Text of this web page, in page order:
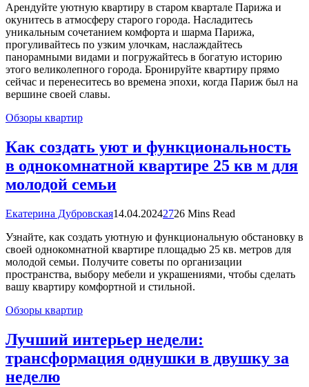
Арендуйте уютную квартиру в старом квартале Парижа и
окунитесь в атмосферу старого города. Насладитесь
уникальным сочетанием комфорта и шарма Парижа,
прогуливайтесь по узким улочкам, наслаждайтесь
панорамными видами и погружайтесь в богатую историю
этого великолепного города. Бронируйте квартиру прямо
сейчас и перенеситесь во времена эпохи, когда Париж был на
вершине своей славы.
Обзоры квартир
Как создать уют и функциональность
в однокомнатной квартире 25 кв м для
молодой семьи
Екатерина Дубровская14.04.20242726 Mins Read
Узнайте, как создать уютную и функциональную обстановку в
своей однокомнатной квартире площадью 25 кв. метров для
молодой семьи. Получите советы по организации
пространства, выбору мебели и украшениями, чтобы сделать
вашу квартиру комфортной и стильной.
Обзоры квартир
Лучший интерьер недели:
трансформация однушки в двушку за
неделю